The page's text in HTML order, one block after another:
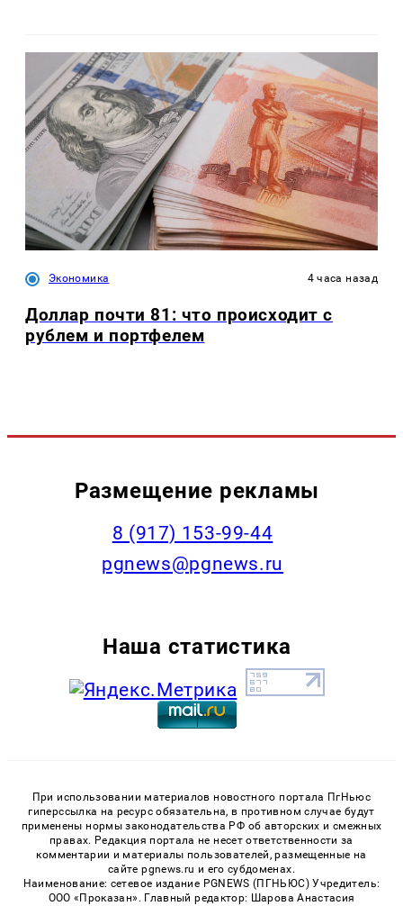
Экономика 4 часа назад
Доллар почти 81: что происходит с
рублем и портфелем
Размещение рекламы
‭8 (917) 153-99-44
pgnews@pgnews.ru
Наша статистика
При использовании материалов новостного портала ПгНьюс
гиперссылка на ресурс обязательна, в противном случае будут
применены нормы законодательства РФ об авторских и смежных
правах. Редакция портала не несет ответственности за
комментарии и материалы пользователей, размещенные на
сайте pgnews.ru и его субдоменах.
Наименование: сетевое издание PGNEWS (ПГНЬЮС) Учредитель:
ООО «Проказан». Главный редактор: Шарова Анастасия